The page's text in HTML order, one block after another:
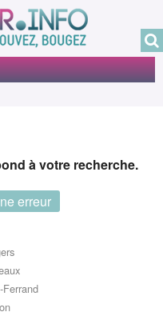
à votre recherche.
erreur